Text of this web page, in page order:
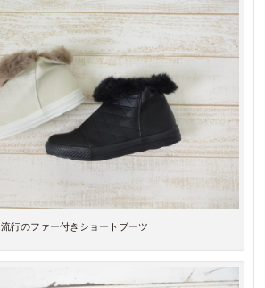
流行のファー付きショートブーツ